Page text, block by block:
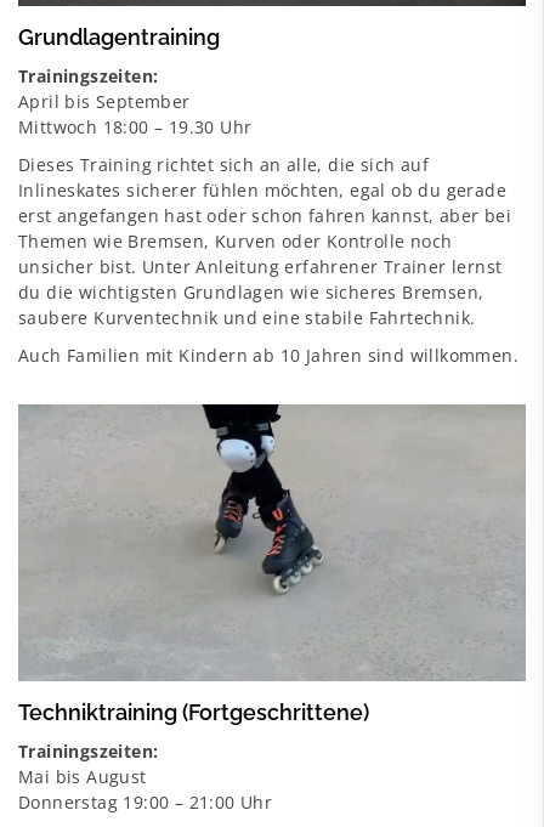
Grundlagentraining
Trainingszeiten:
April bis September
Mittwoch 18:00 – 19.30 Uhr
Dieses Training richtet sich an alle, die sich auf
Inlineskates sicherer fühlen möchten, egal ob du gerade
erst angefangen hast oder schon fahren kannst, aber bei
Themen wie Bremsen, Kurven oder Kontrolle noch
unsicher bist. Unter Anleitung erfahrener Trainer lernst
du die wichtigsten Grundlagen wie sicheres Bremsen,
saubere Kurventechnik und eine stabile Fahrtechnik.
Auch Familien mit Kindern ab 10 Jahren sind willkommen.
Techniktraining (Fortgeschrittene)
Trainingszeiten:
Mai bis August
Donnerstag 19:00 – 21:00 Uhr